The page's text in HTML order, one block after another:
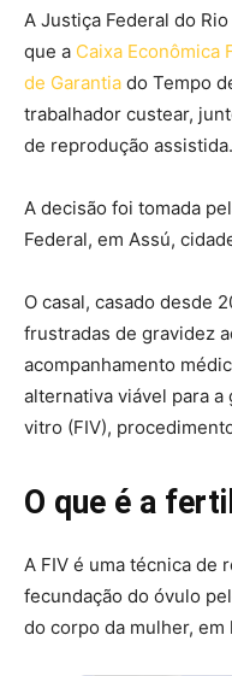
A Justiça Federal do
que a Caixa Econômica
de Garantia do Tempo
trabalhador custear,
de reprodução assistida.
A decisão foi tomada
Federal, em Assú,
O casal, casado desde
frustradas de gravidez
acompanhamento
alternativa viável para
vitro (FIV),
O que é a
A FIV é uma técnica de
fecundação do óvulo
do corpo da mulher, em